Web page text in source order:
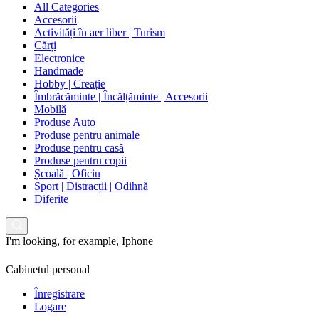
All Categories
Accesorii
Activități în aer liber | Turism
Cărți
Electronice
Handmade
Hobby | Creație
Îmbrăcăminte | Încălțăminte | Accesorii
Mobilă
Produse Auto
Produse pentru animale
Produse pentru casă
Produse pentru copii
Școală | Oficiu
Sport | Distracții | Odihnă
Diferite
I'm looking, for example, Iphone
Cabinetul personal
Înregistrare
Logare